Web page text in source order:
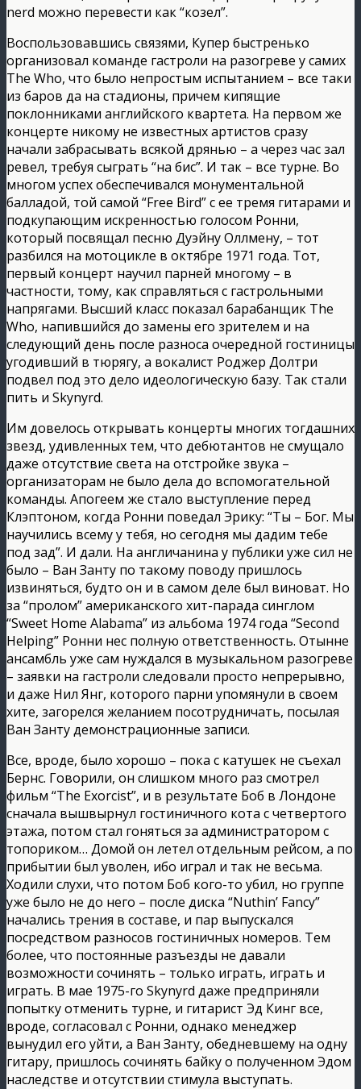
nerd можно перевести как “козел”.
Воспользовавшись связями, Купер быстренько
организовал команде гастроли на разогреве у самих
The Who, что было непростым испытанием – все таки
из баров да на стадионы, причем кипящие
поклонниками английского квартета. На первом же
концерте никому не известных артистов сразу
начали забрасывать всякой дрянью – а через час зал
ревел, требуя сыграть “на бис”. И так – все турне. Во
многом успех обеспечивался монументальной
балладой, той самой “Free Bird” с ее тремя гитарами и
подкупающим искренностью голосом Ронни,
который посвящал песню Дуэйну Оллмену, – тот
разбился на мотоцикле в октябре 1971 года. Тот,
первый концерт научил парней многому – в
частности, тому, как справляться с гастрольными
напрягами. Высший класс показал барабанщик The
Who, напившийся до замены его зрителем и на
следующий день после разноса очередной гостиницы
угодивший в тюрягу, а вокалист Роджер Долтри
подвел под это дело идеологическую базу. Так стали
пить и Skynyrd.
Им довелось открывать концерты многих тогдашних
звезд, удивленных тем, что дебютантов не смущало
даже отсутствие света на отстройке звука –
организаторам не было дела до вспомогательной
команды. Апогеем же стало выступление перед
Клэптоном, когда Ронни поведал Эрику: “Ты – Бог. Мы
научились всему у тебя, но сегодня мы дадим тебе
под зад”. И дали. На англичанина у публики уже сил не
было – Ван Занту по такому поводу пришлось
извиняться, будто он и в самом деле был виноват. Но
за “пролом” американского хит-парада синглом
“Sweet Home Alabama” из альбома 1974 года “Second
Helping” Ронни нес полную ответственность. Отынне
ансамбль уже сам нуждался в музыкальном разогреве
– заявки на гастроли следовали просто непрерывно,
и даже Нил Янг, которого парни упомянули в своем
хите, загорелся желанием посотрудничать, посылая
Ван Занту демонстрационные записи.
Все, вроде, было хорошо – пока с катушек не съехал
Бернс. Говорили, он слишком много раз смотрел
фильм “The Exorcist”, и в результате Боб в Лондоне
сначала вышвырнул гостиничного кота с четвертого
этажа, потом стал гоняться за администратором с
топориком… Домой он летел отдельным рейсом, а по
прибытии был уволен, ибо играл и так не весьма.
Ходили слухи, что потом Боб кого-то убил, но группе
уже было не до него – после диска “Nuthin’ Fancy”
начались трения в составе, и пар выпускался
посредством разносов гостиничных номеров. Тем
более, что постоянные разъезды не давали
возможности сочинять – только играть, играть и
играть. В мае 1975-го Skynyrd даже предприняли
попытку отменить турне, и гитарист Эд Кинг все,
вроде, согласовал с Ронни, однако менеджер
вынудил его уйти, а Ван Занту, обедневшему на одну
гитару, пришлось сочинять байку о полученном Эдом
наследстве и отсутствии стимула выступать.